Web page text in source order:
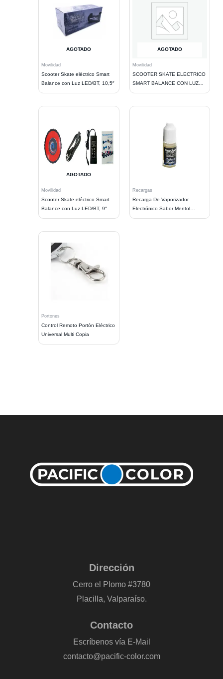
AGOTADO
Movilidad
Scooter Skate eléctrico Smart
Balance con Luz LED/BT, 10,5″
AGOTADO
Movilidad
SCOOTER SKATE ELECTRICO
SMART BALANCE CON LUZ
LED + BT 9 PULGADAS.
AGOTADO
Movilidad
Scooter Skate eléctrico Smart
Balance con Luz LED/BT, 9″
Recargas
Recarga De Vaporizador
Electrónico Sabor Mentol
Tabaco
Portones
Control Remoto Portón Eléctrico
Universal Multi Copia
Dirección
Cerro el Plomo #3780
Placilla, Valparaíso.
Contacto
Escríbenos vía E-Mail
contacto@pacific-color.com